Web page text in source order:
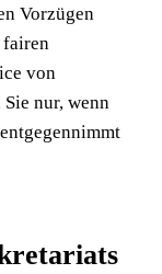
Vorzügen
von
nur, wenn